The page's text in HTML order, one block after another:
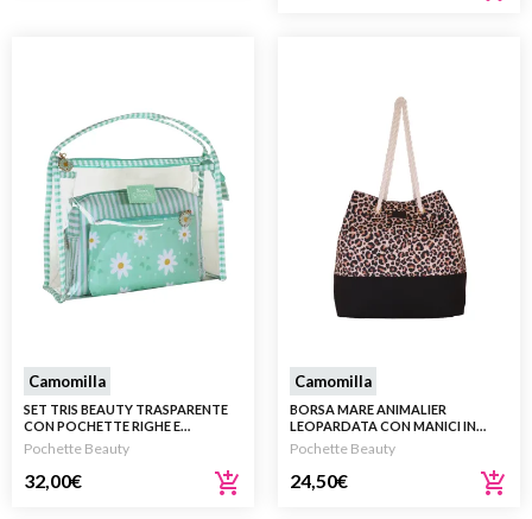
Camomilla
SET TRIS BEAUTY TRASPARENTE
CON POCHETTE RIGHE E
MARGHERITE VERDE MENTA
Pochette Beauty
32,00€
Camomilla
BORSA MARE ANIMALIER
LEOPARDATA CON MANICI IN
CORDA
Pochette Beauty
24,50€